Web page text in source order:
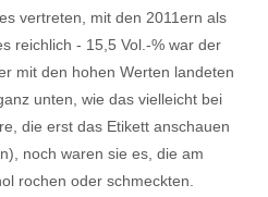
vertreten, mit den 2011ern als
reichlich - 15,5 Vol.-% war der
mit den hohen Werten landeten
unten, wie das vielleicht bei
die erst das Etikett anschauen
noch waren sie es, die am
rochen oder schmeckten.